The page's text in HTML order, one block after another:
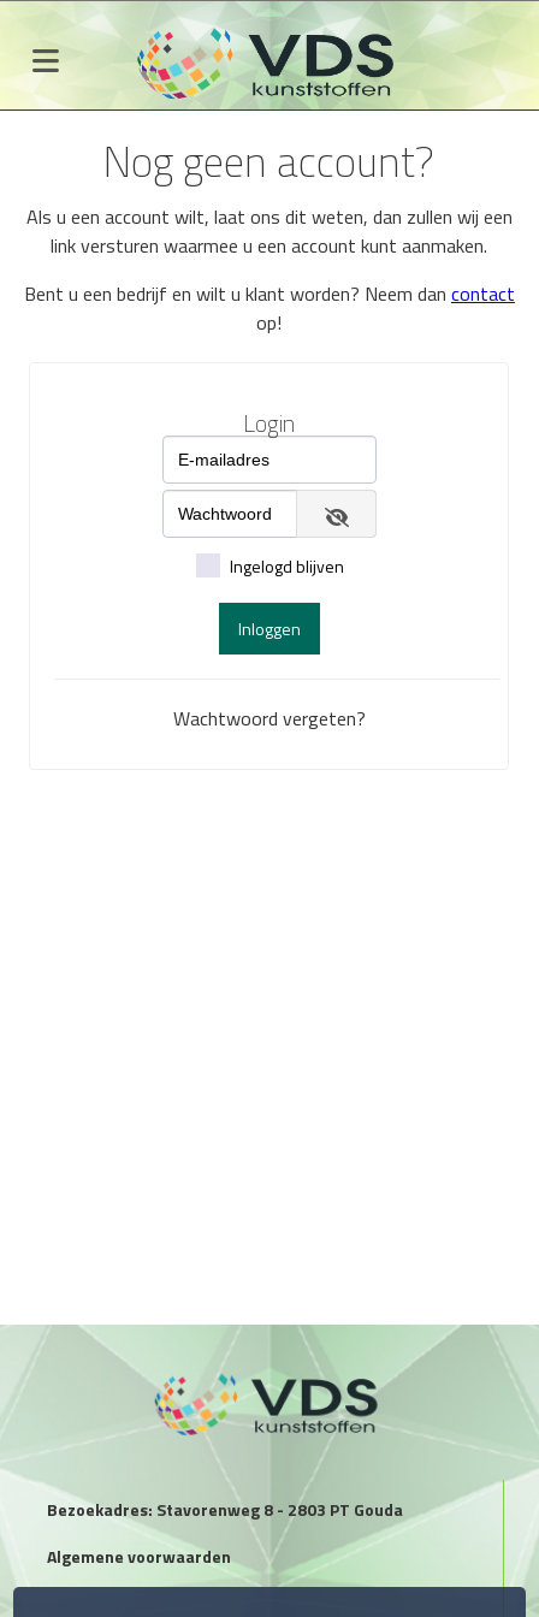
Nog geen account?
Als u een account wilt, laat ons dit weten, dan zullen wij een
link versturen waarmee u een account kunt aanmaken.
Bent u een bedrijf en wilt u klant worden? Neem dan contact
op!
Login
Ingelogd blijven
Inloggen
Wachtwoord vergeten?
Bezoekadres: Stavorenweg 8 - 2803 PT Gouda
Algemene voorwaarden